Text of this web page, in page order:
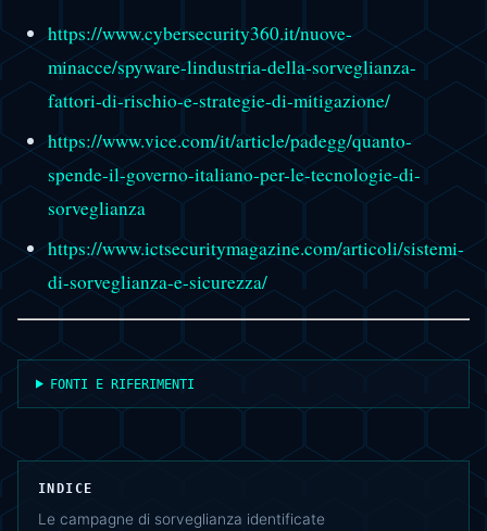
https://www.cybersecurity360.it/nuove-
minacce/spyware-lindustria-della-sorveglianza-
fattori-di-rischio-e-strategie-di-mitigazione/
https://www.vice.com/it/article/padegg/quanto-
spende-il-governo-italiano-per-le-tecnologie-di-
sorveglianza
https://www.ictsecuritymagazine.com/articoli/sistemi-
di-sorveglianza-e-sicurezza/
FONTI E RIFERIMENTI
INDICE
Le campagne di sorveglianza identificate